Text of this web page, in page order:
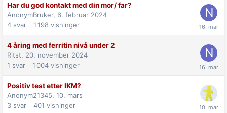
Har du god kontakt med din mor/ far?
AnonymBruker, 6. februar 2024
4 svar 1 198 visninger
4 åring med ferritin nivå under 2
Ritst, 20. november 2024
1 svar 1 004 visninger
Positiv test etter IKM?
Anonym21345, 10. mars
3 svar 401 visninger